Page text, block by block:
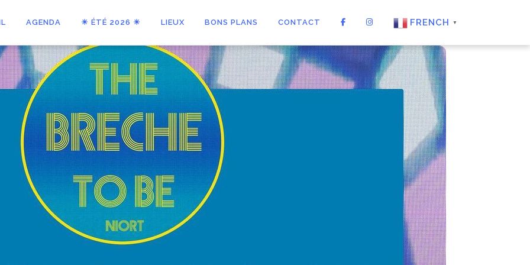
AGENDA ☀ ÉTÉ 2026 ☀ LIEUX BONS PLANS CONTACT FRENCH ▼